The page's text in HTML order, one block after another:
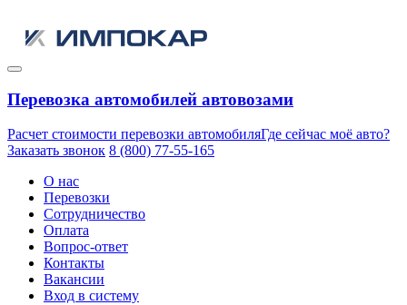
Перевозка автомобилей автовозами
Расчет стоимости перевозки автомобиляГде сейчас моё авто?
Заказать звонок 8 (800) 77-55-165
О нас
Перевозки
Сотрудничество
Оплата
Вопрос-ответ
Контакты
Вакансии
Вход в систему